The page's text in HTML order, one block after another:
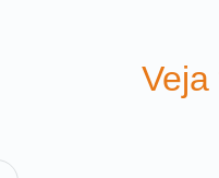
Veja